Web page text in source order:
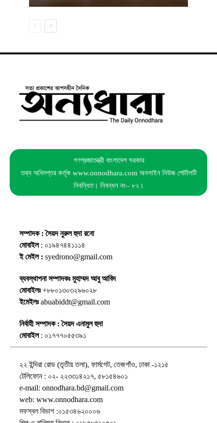
গণপ্রজাতন্ত্রী বাংলাদেশ সরকার
তথ্য অধিদপ্তর কর্তৃক www.onnodhara.com অনলাইন নিউজ পোর্টালটি
নিবন্ধিত। নিবন্ধন নং– ৮২।
সম্পাদক : সৈয়দ নুরুল হুদা রনো
মোবাইল: ০১৯৪৭৪৪১১১৪
ই মেইল : syedrono@gmail.com
ব্যবস্থাপনা সম্পাদকঃ মুহাম্মদ আবু আবিদ
মোবাইলঃ+৮৮০১৩০৩২৯৬০২৮
ইমেইলঃabuabiddt@gmail.com
নির্বাহী সম্পাদক : সৈয়দ এনামুল হুদা
মোবাইল: ০১৭৭৭০৫৫৩৯১
২২ ইন্দিরা রোড (তৃতীয় তলা), ফার্মগেট, তেজগাঁও, ঢাকা -১২১৫
টেলিফোন : ০২- ২২৩৩১৪২১৭, ৫৮১৫৪৬০১
e-mail: onnodhara.bd@gmail.com
web: www.onnodhara.com
মফস্বল বিভাগ :০১৫৩৪৬২০০০৬